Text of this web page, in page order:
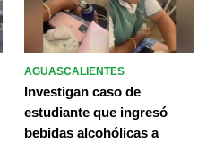
AGUASCALIENTES
Investigan caso de
estudiante que ingresó
bebidas alcohólicas a